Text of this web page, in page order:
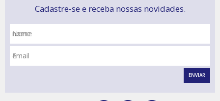
Cadastre-se e receba nossas novidades.
Nome
Email
ENVIAR